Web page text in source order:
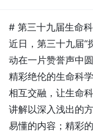
# 第三十九届生命
近日，第三十九届“
动在一片赞誉声中
精彩绝伦的生命科
相互交融，让生命
讲解以深入浅出的
易懂的内容；精彩